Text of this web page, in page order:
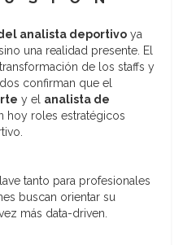
analista deportivo ya
una realidad presente. El
de los staffs y
confirman que el
y el analista de
hoy roles estratégicos
tanto para profesionales
buscan orientar su
más data-driven.